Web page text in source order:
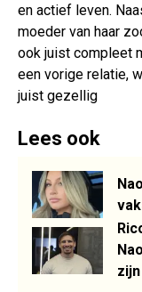
en actief leven.
moeder van haar
ook juist compleet
een vorige relatie,
juist gezellig
Lees ook